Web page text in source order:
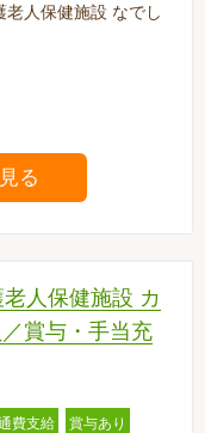
人保健施設 なでし
る
人保健施設 カ
賞与・手当充
費支給 賞与あり